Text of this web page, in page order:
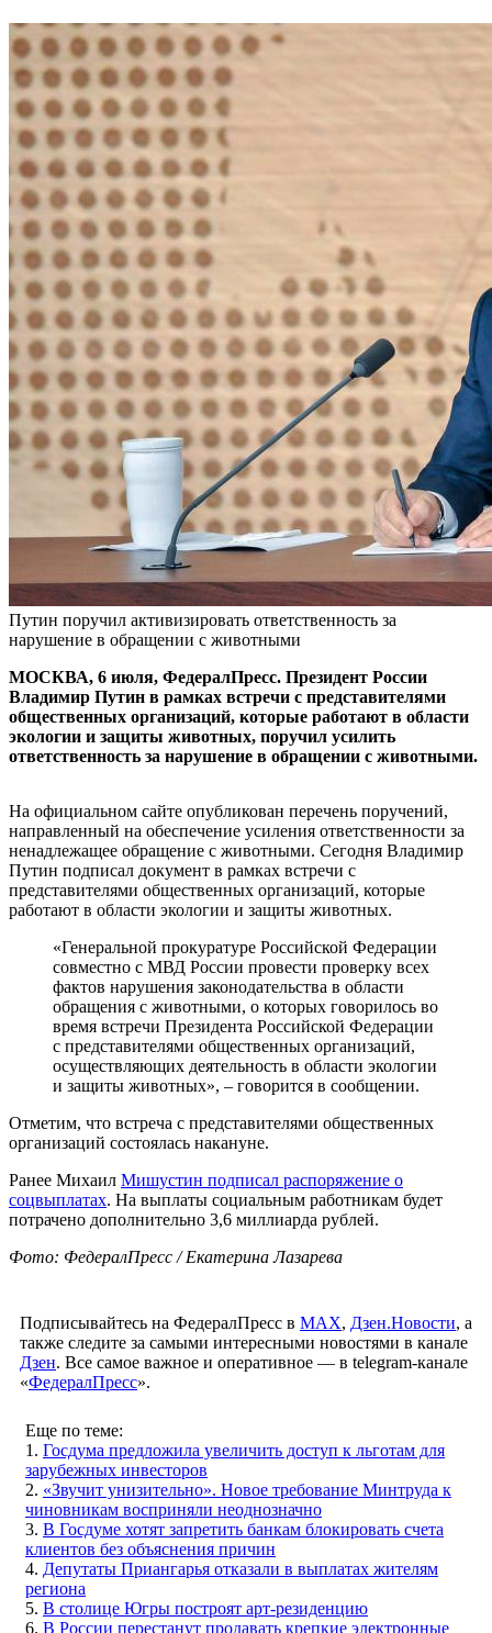
Путин поручил активизировать ответственность за
нарушение в обращении с животными
МОСКВА, 6 июля, ФедералПресс. Президент России
Владимир Путин в рамках встречи с представителями
общественных организаций, которые работают в области
экологии и защиты животных, поручил усилить
ответственность за нарушение в обращении с животными.
На официальном сайте опубликован перечень поручений,
направленный на обеспечение усиления ответственности за
ненадлежащее обращение с животными. Сегодня Владимир
Путин подписал документ в рамках встречи с
представителями общественных организаций, которые
работают в области экологии и защиты животных.
«Генеральной прокуратуре Российской Федерации
совместно с МВД России провести проверку всех
фактов нарушения законодательства в области
обращения с животными, о которых говорилось во
время встречи Президента Российской Федерации
с представителями общественных организаций,
осуществляющих деятельность в области экологии
и защиты животных», – говорится в сообщении.
Отметим, что встреча с представителями общественных
организаций состоялась накануне.
Ранее Михаил Мишустин подписал распоряжение о
соцвыплатах. На выплаты социальным работникам будет
потрачено дополнительно 3,6 миллиарда рублей.
Фото: ФедералПресс / Екатерина Лазарева
Подписывайтесь на ФедералПресс в МАХ, Дзен.Новости, а
также следите за самыми интересными новостями в канале
Дзен. Все самое важное и оперативное — в telegram-канале
«ФедералПресс».
Еще по теме:
1. Госдума предложила увеличить доступ к льготам для
зарубежных инвесторов
2. «Звучит унизительно». Новое требование Минтруда к
чиновникам восприняли неоднозначно
3. В Госдуме хотят запретить банкам блокировать счета
клиентов без объяснения причин
4. Депутаты Приангарья отказали в выплатах жителям
региона
5. В столице Югры построят арт-резиденцию
6. В России перестанут продавать крепкие электронные